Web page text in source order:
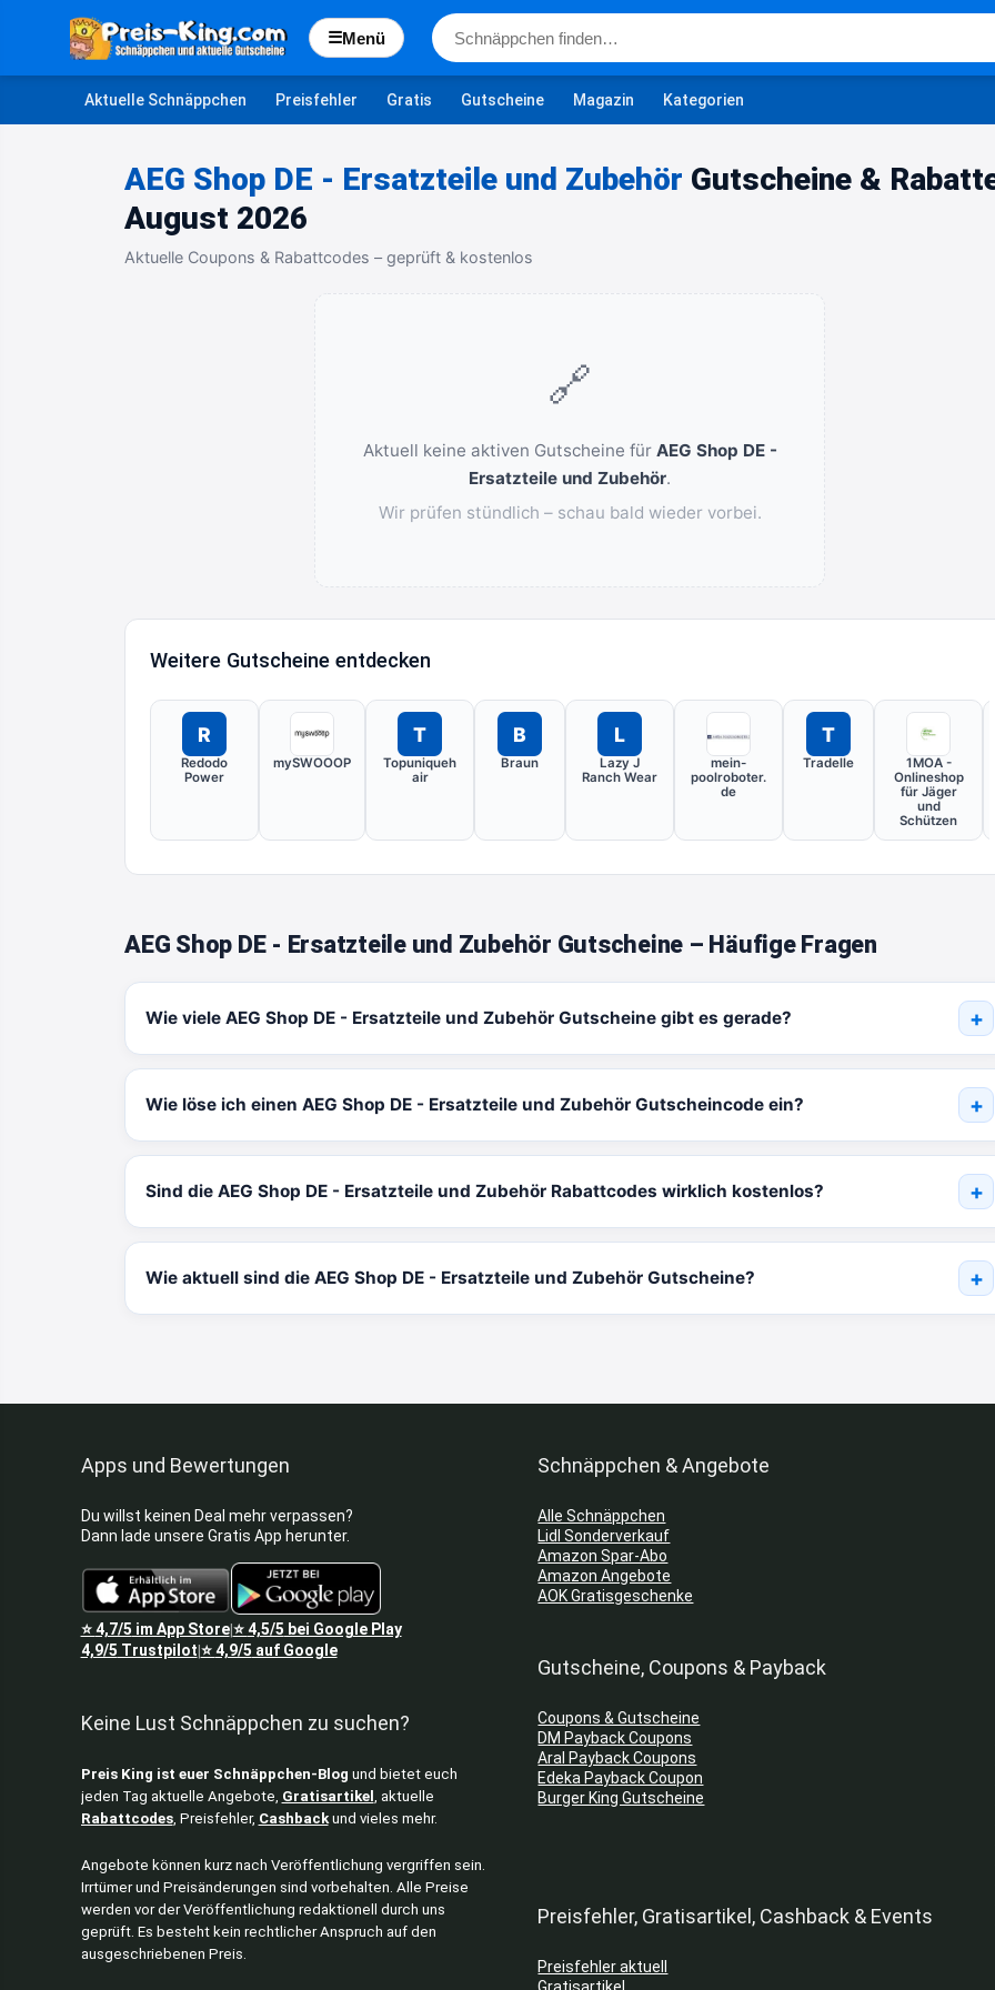
☰Menü
Aktuelle Schnäppchen Preisfehler Gratis Gutscheine Magazin Kategorien
AEG Shop DE - Ersatzteile und Zubehör Gutscheine &
August 2026
Aktuelle Coupons & Rabattcodes – geprüft & kostenlos
🔗
Aktuell keine aktiven Gutscheine für AEG Shop DE -
Ersatzteile und Zubehör.
Wir prüfen stündlich – schau bald wieder vorbei.
Weitere Gutscheine entdecken
R
Redodo
Power
mySWOOOP
T
Topuniqueh
air
B
Braun
L
Lazy J
Ranch Wear
mein-
poolroboter.
de
T
Tradelle
1MOA -
Onlineshop
für Jäger
und
Schützen
AEG Shop DE - Ersatzteile und Zubehör Gutscheine – Häufige Fragen
Wie viele AEG Shop DE - Ersatzteile und Zubehör Gutscheine gibt es gerade?
Wie löse ich einen AEG Shop DE - Ersatzteile und Zubehör Gutscheincode ein?
Sind die AEG Shop DE - Ersatzteile und Zubehör Rabattcodes wirklich kostenlos?
Wie aktuell sind die AEG Shop DE - Ersatzteile und Zubehör Gutscheine?
Apps und Bewertungen
Du willst keinen Deal mehr verpassen?
Dann lade unsere Gratis App herunter.
⭐4,7/5 im App Store|⭐4,5/5 bei Google Play
4,9/5 Trustpilot ⭐4,9/5 auf Google
Keine Lust Schnäppchen zu suchen?
Preis King ist euer Schnäppchen-Blog und bietet euch
jeden Tag aktuelle Angebote, Gratisartikel , aktuelle
Rabattcodes, Preisfehler, Cashbackund vieles mehr.
Angebote können kurz nach Veröffentlichung vergriffen sein.
Irrtümer und Preisänderungen sind vorbehalten. Alle Preise
werden vor der Veröffentlichung redaktionell durch uns
geprüft. Es besteht kein rechtlicher Anspruch auf den
ausgeschriebenen Preis.
Schnäppchen & Angebote
Alle Schnäppchen
Lidl Sonderverkauf
Amazon Spar-Abo
Amazon Angebote
AOK Gratisgeschenke
Gutscheine, Coupons & Payback
Coupons & Gutscheine
DM Payback Coupons
Aral Payback Coupons
Edeka Payback Coupon
Burger King Gutscheine
Preisfehler, Gratisartikel, Cashback & Events
Preisfehler aktuell